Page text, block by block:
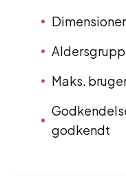
Maks.
godkendt